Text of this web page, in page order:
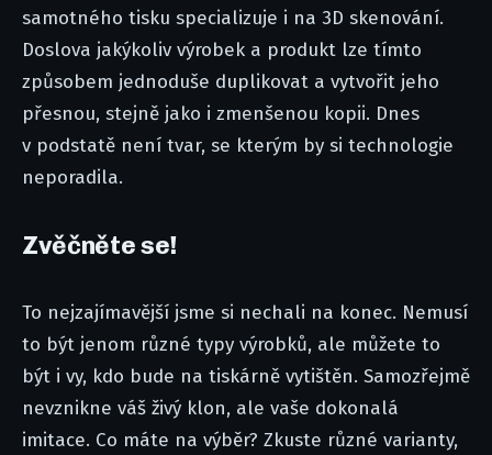
samotného tisku specializuje i na 3D skenování.
Doslova jakýkoliv výrobek a produkt lze tímto
způsobem jednoduše duplikovat a vytvořit jeho
přesnou, stejně jako i zmenšenou kopii. Dnes
v podstatě není tvar, se kterým by si technologie
neporadila.
Zvěčněte se!
To nejzajímavější jsme si nechali na konec. Nemusí
to být jenom různé typy výrobků, ale můžete to
být i vy, kdo bude na tiskárně vytištěn. Samozřejmě
nevznikne váš živý klon, ale vaše dokonalá
imitace. Co máte na výběr? Zkuste různé varianty,